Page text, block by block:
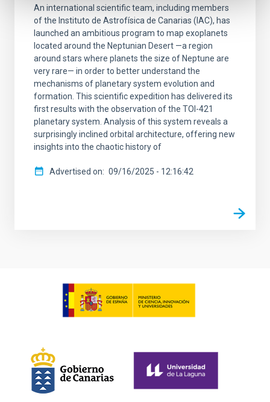
An international scientific team, including members
of the Instituto de Astrofísica de Canarias (IAC), has
launched an ambitious program to map exoplanets
located around the Neptunian Desert —a region
around stars where planets the size of Neptune are
very rare— in order to better understand the
mechanisms of planetary system evolution and
formation. This scientific expedition has delivered its
first results with the observation of the TOI-421
planetary system. Analysis of this system reveals a
surprisingly inclined orbital architecture, offering new
insights into the chaotic history of
Advertised on 09/16/2025 - 12:16:42